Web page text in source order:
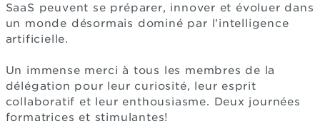
SaaS peuvent se préparer, innover et évoluer dans
un monde désormais dominé par l’intelligence
artificielle.
Un immense merci à tous les membres de la
délégation pour leur curiosité, leur esprit
collaboratif et leur enthousiasme. Deux journées
formatrices et stimulantes!